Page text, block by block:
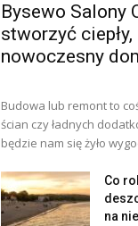
Bysewo Salony
stworzyć
nowoczesny
Budowa lub remont to
ścian czy ładnych
będzie nam się żyło
Co
na